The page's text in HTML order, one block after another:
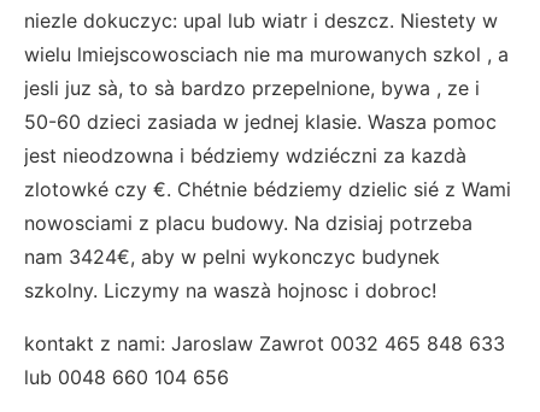
niezle dokuczyc: upal lub wiatr i deszcz. Niestety w
wielu lmiejscowosciach nie ma murowanych szkol , a
jesli juz sà, to sà bardzo przepelnione, bywa , ze i
50-60 dzieci zasiada w jednej klasie. Wasza pomoc
jest nieodzowna i bédziemy wdziéczni za kazdà
zlotowké czy €. Chétnie bédziemy dzielic sié z Wami
nowosciami z placu budowy. Na dzisiaj potrzeba
nam 3424€, aby w pelni wykonczyc budynek
szkolny. Liczymy na waszà hojnosc i dobroc!
kontakt z nami: Jaroslaw Zawrot 0032 465 848 633
lub 0048 660 104 656